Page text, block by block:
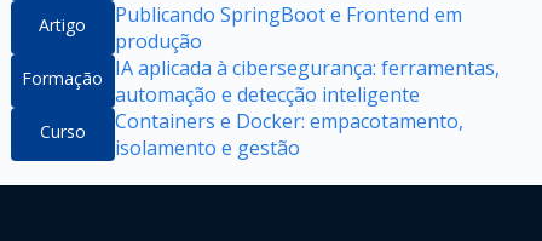
Artigo
Publicando SpringBoot e Frontend em
produção
Formação
IA aplicada à cibersegurança: ferramentas,
automação e detecção inteligente
Curso
Containers e Docker: empacotamento,
isolamento e gestão